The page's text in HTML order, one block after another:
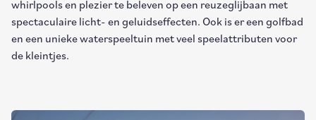
whirlpools en plezier te beleven op een reuzeglijbaan met
spectaculaire licht- en geluidseffecten. Ook is er een golfbad
en een unieke waterspeeltuin met veel speelattributen voor
de kleintjes.